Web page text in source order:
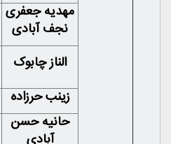
مهدیه جعفری
نجف آبادی
الناز چابوک
زینب حرزاده
حانیه حسن
آبادی